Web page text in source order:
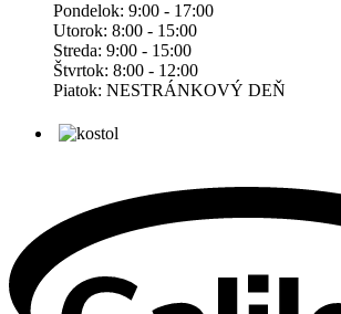
Pondelok: 9:00 - 17:00
Utorok: 8:00 - 15:00
Streda: 9:00 - 15:00
Štvrtok: 8:00 - 12:00
Piatok: NESTRÁNKOVÝ DEŇ